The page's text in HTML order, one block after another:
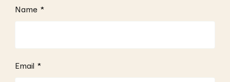
Name *
Email *